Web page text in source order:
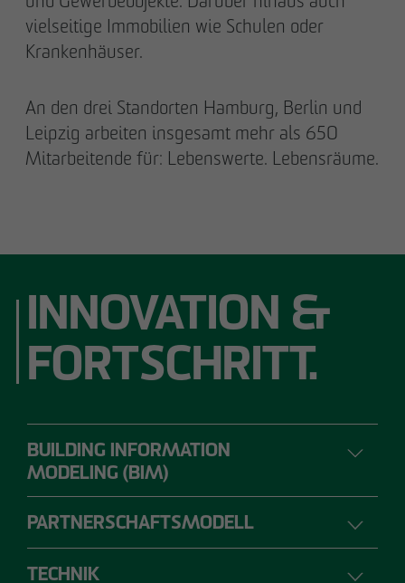
vielseitige Immobilien wie Schulen oder
Krankenhäuser.
An den drei Standorten Hamburg, Berlin und
Leipzig arbeiten insgesamt mehr als 650
Mitarbeitende für: Lebenswerte. Lebensräume.
INNOVATION &
FORTSCHRITT.
BUILDING INFORMATION
MODELING (BIM)
DIGITALES PLANEN, BAUEN UND
BETREIBEN
PARTNERSCHAFTSMODELL
TECHNIK